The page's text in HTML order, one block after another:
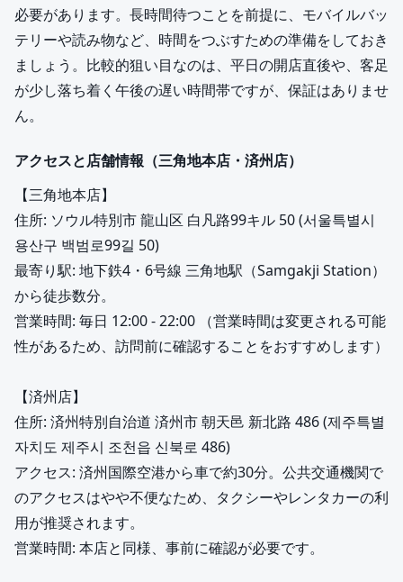
必要があります。長時間待つことを前提に、モバイルバッ
テリーや読み物など、時間をつぶすための準備をしておき
ましょう。比較的狙い目なのは、平日の開店直後や、客足
が少し落ち着く午後の遅い時間帯ですが、保証はありませ
ん。
アクセスと店舗情報（三角地本店・済州店）
【三角地本店】
住所: ソウル特別市 龍山区 白凡路99キル 50 (서울특별시
용산구 백범로99길 50)
最寄り駅: 地下鉄4・6号線 三角地駅（Samgakji Station）
から徒歩数分。
営業時間: 毎日 12:00 - 22:00 （営業時間は変更される可能
性があるため、訪問前に確認することをおすすめします）
【済州店】
住所: 済州特別自治道 済州市 朝天邑 新北路 486 (제주특별
자치도 제주시 조천읍 신북로 486)
アクセス: 済州国際空港から車で約30分。公共交通機関で
のアクセスはやや不便なため、タクシーやレンタカーの利
用が推奨されます。
営業時間: 本店と同様、事前に確認が必要です。